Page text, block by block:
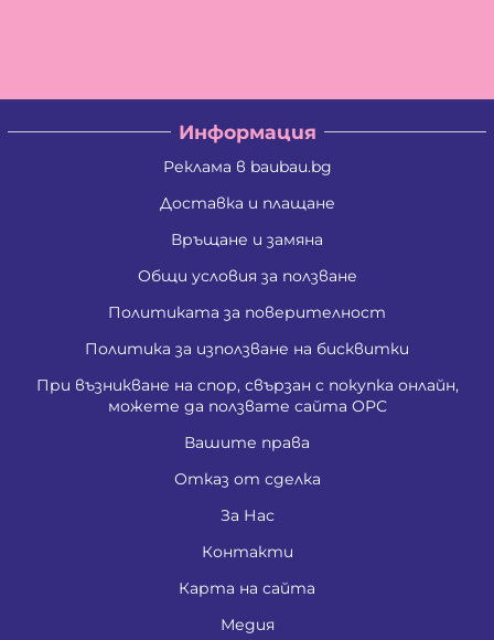
Информация
Реклама в baubau.bg
Доставка и плащане
Връщане и замяна
Общи условия за ползване
Политиката за поверителност
Политика за използване на бисквитки
При възникване на спор, свързан с покупка онлайн,
можете да ползвате сайта ОРС
Вашите права
Отказ от сделка
За Нас
Контакти
Карта на сайта
Медия